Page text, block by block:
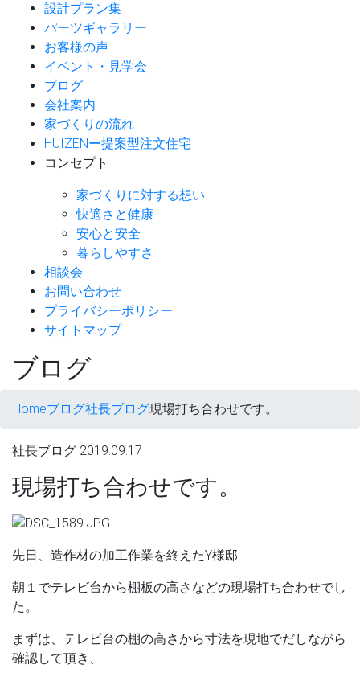
設計プラン集
パーツギャラリー
お客様の声
イベント・見学会
ブログ
会社案内
家づくりの流れ
HUIZENー提案型注文住宅
コンセプト
家づくりに対する想い
快適さと健康
安心と安全
暮らしやすさ
相談会
お問い合わせ
プライバシーポリシー
サイトマップ
ブログ
Homeブログ社長ブログ現場打ち合わせです。
社長ブログ 2019.09.17
現場打ち合わせです。
先日、造作材の加工作業を終えたY様邸
朝１でテレビ台から棚板の高さなどの現場打ち合わせでし
た。
まずは、テレビ台の棚の高さから寸法を現地でだしながら
確認して頂き、